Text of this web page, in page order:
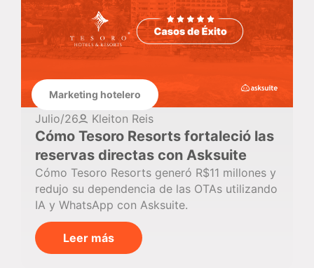
Marketing hotelero
Julio/26 Kleiton Reis
Cómo Tesoro Resorts fortaleció las
reservas directas con Asksuite
Cómo Tesoro Resorts generó R$11 millones y
redujo su dependencia de las OTAs utilizando
IA y WhatsApp con Asksuite.
Leer más